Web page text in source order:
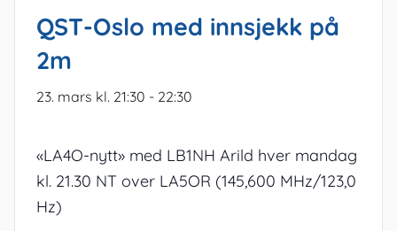
QST-Oslo med innsjekk på
2m
23. mars kl. 21:30 - 22:30
«LA4O-nytt» med LB1NH Arild hver mandag
kl. 21.30 NT over LA5OR (145,600 MHz/123,0
Hz)